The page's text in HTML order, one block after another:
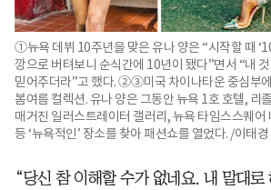
①뉴욕 데뷔 10주년을 맞은 유나 양은 “시작할 때
깡으로 버텨보니 순식간에 10년이 됐다”면서 “내
믿어주더라”고 했다. ②③미국 차이나타운 중심부
봄여름 컬렉션. 유나 양은 그동안 뉴욕 1호 호텔, 리
매거진 일러스트레이터 갤러리, 뉴욕 타임스스퀘어
등 ‘뉴욕적인’ 장소를 찾아 패션쇼를 열었다. /이태
“당신 참 이해할 수가 없네요. 내 말대로